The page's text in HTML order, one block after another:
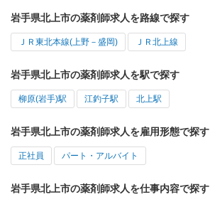
岩手県北上市の薬剤師求人を路線で探す
ＪＲ東北本線(上野－盛岡) ＪＲ北上線
岩手県北上市の薬剤師求人を駅で探す
柳原(岩手)駅 江釣子駅 北上駅
岩手県北上市の薬剤師求人を雇用形態で探す
正社員 パート・アルバイト
岩手県北上市の薬剤師求人を仕事内容で探す